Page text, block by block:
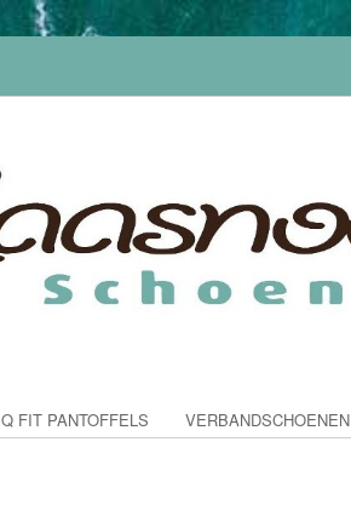
Q FIT PANTOFFELS VERBANDSCHOENEN